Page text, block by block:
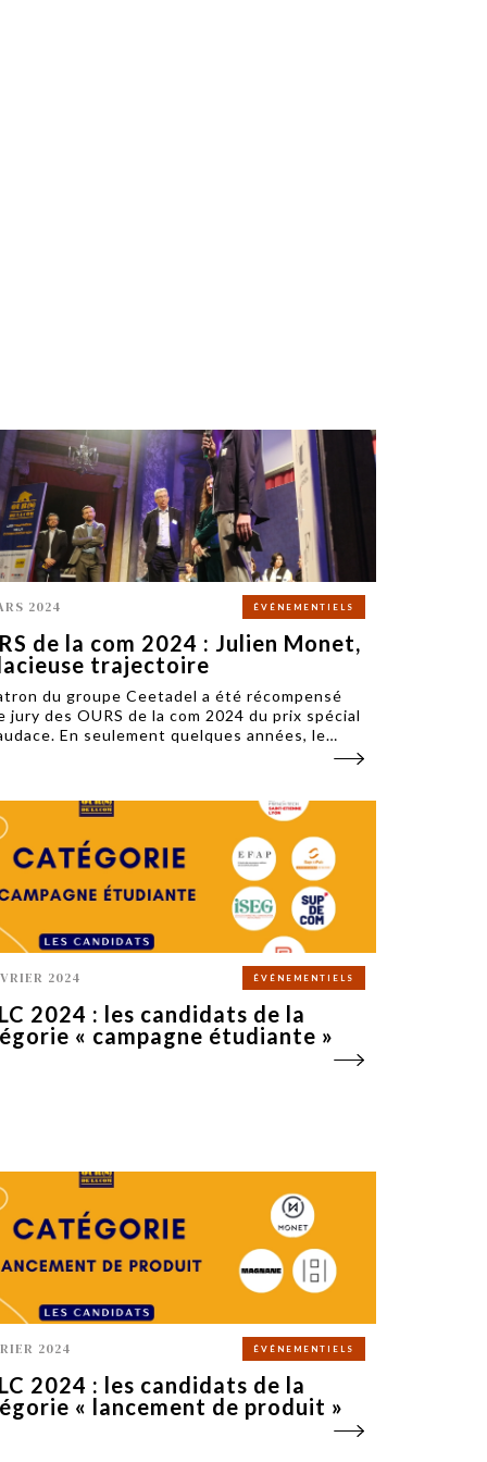
2024 ÉVÉNEMENTIELS
de la com 2024 : Julien Monet,
trajectoire
du groupe Ceetadel a été récompensé
jury des OURS de la com 2024 du prix spécial
En seulement quelques années, le
2024 ÉVÉNEMENTIELS
2024 : les candidats de la
« campagne étudiante »
2024 ÉVÉNEMENTIELS
2024 : les candidats de la
« lancement de produit »